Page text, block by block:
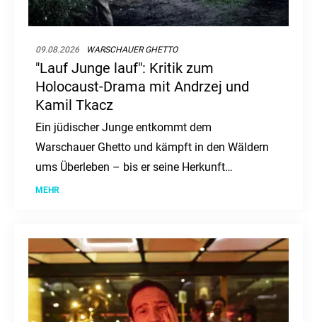
09.08.2026 WARSCHAUER GHETTO
"Lauf Junge lauf": Kritik zum
Holocaust-Drama mit Andrzej und
Kamil Tkacz
Ein jüdischer Junge entkommt dem
Warschauer Ghetto und kämpft in den Wäldern
ums Überleben – bis er seine Herkunft
verleugnen soll.
MEHR